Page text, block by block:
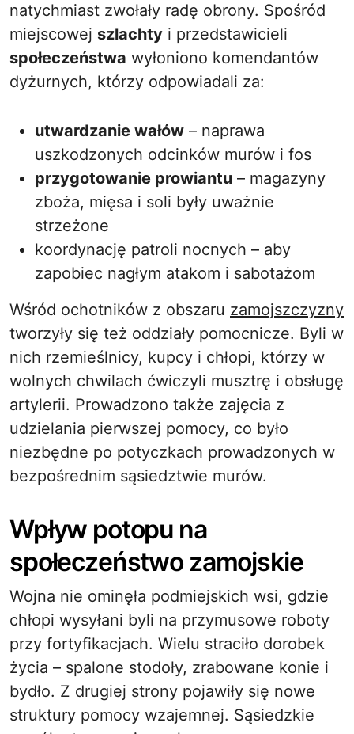
natychmiast zwołały radę obrony. Spośród
miejscowej szlachty i przedstawicieli
społeczeństwa wyłoniono komendantów
dyżurnych, którzy odpowiadali za:
utwardzanie wałów – naprawa
uszkodzonych odcinków murów i fos
przygotowanie prowiantu – magazyny
zboża, mięsa i soli były uważnie
strzeżone
koordynację patroli nocnych – aby
zapobiec nagłym atakom i sabotażom
Wśród ochotników z obszaru zamojszczyzny
tworzyły się też oddziały pomocnicze. Byli w
nich rzemieślnicy, kupcy i chłopi, którzy w
wolnych chwilach ćwiczyli musztrę i obsługę
artylerii. Prowadzono także zajęcia z
udzielania pierwszej pomocy, co było
niezbędne po potyczkach prowadzonych w
bezpośrednim sąsiedztwie murów.
Wpływ potopu na
społeczeństwo zamojskie
Wojna nie ominęła podmiejskich wsi, gdzie
chłopi wysyłani byli na przymusowe roboty
przy fortyfikacjach. Wielu straciło dorobek
życia – spalone stodoły, zrabowane konie i
bydło. Z drugiej strony pojawiły się nowe
struktury pomocy wzajemnej. Sąsiedzkie